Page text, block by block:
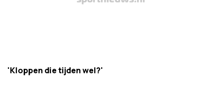
'Kloppen die tijden wel?'